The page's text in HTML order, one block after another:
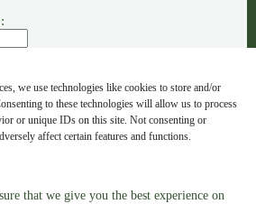
we use technologies like cookies to store and/or
to these technologies will allow us to process
or unique IDs on this site. Not consenting or
affect certain features and functions.
Accept
that we give you the best experience on
CAUSAS
OFRENDAS
for Grassroots Action – Español